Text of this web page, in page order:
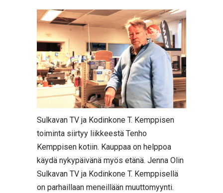
Sulkavan TV ja Kodinkone T. Kemppisen
toiminta siirtyy liikkeestä Tenho
Kemppisen kotiin. Kauppaa on helppoa
käydä nykypäivänä myös etänä. Jenna Olin
Sulkavan TV ja Kodinkone T. Kemppisellä
on parhaillaan meneillään muuttomyynti.